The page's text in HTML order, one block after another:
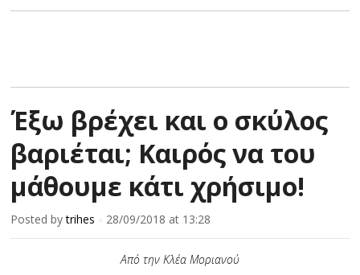
Έξω βρέχει και ο σκύλος
βαριέται; Καιρός να του
μάθουμε κάτι χρήσιμο!
Posted bytrihes 28/09/2018 at 13:28
Από την Κλέα Μοριανού